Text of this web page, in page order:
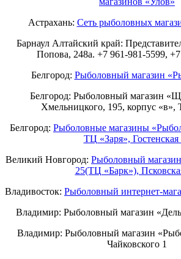
Астрахань: Сеть рыболовных
Барнаул Алтайский край:
Попова, 248а. +7 961-981-5599,
Белгород: Рыболовный магазин
Белгород: Рыболовный магазин
Хмельницкого, 195, корпус «в»,
Белгород: Рыболовные магазины
ТЦ «Заря», Гостенская
Великий Новгород: Рыболовный
25(ТЦ «Барк»),
Владивосток: Рыболовный интернет-
Владимир: Рыболовный магазин
Владимир: Рыболовный магазин
Чайковского 1